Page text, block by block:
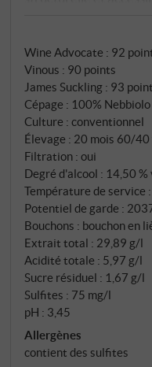
éclatant aux reflets
d'herbes
fraîcheur minérale.
semble finement
et une acidité
première impression.
salées et une belle
stylée. Ce Barolo est
la région,
jeunesse, mais ouvert
exemplaire d'une
: sans beaucoup de
origine.
Wine Advocate : 92
Vinous : 90 points
James Suckling : 93
Cépage : 100% Nebbiolo
Culture : conventionnel
Élevage : 20 mois 60/
Filtration : oui
Degré d'alcool : 14,50 %
Température de service
Potentiel de garde :
Bouchons : bouchon en
Extrait total : 29,89 g/l
Acidité totale : 5,97 g/l
Sucre résiduel : 1,67 g/l
Sulfites : 75 mg/l
pH : 3,45
Allergènes
contient des sulfites